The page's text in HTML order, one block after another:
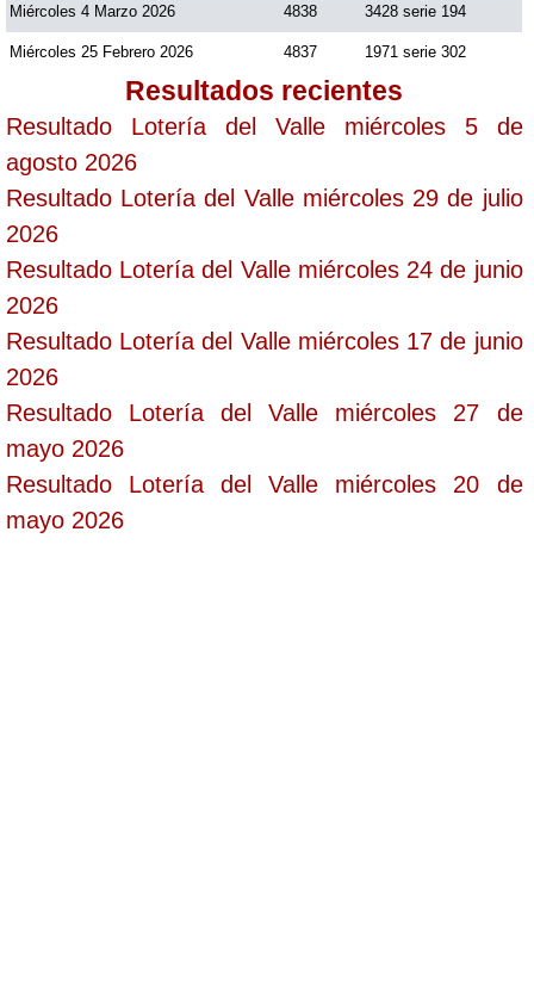
Miércoles 4 Marzo 2026 4838 3428 serie 194
Miércoles 25 Febrero 2026 4837 1971 serie 302
Resultados recientes
Resultado Lotería del Valle miércoles 5 de
agosto 2026
Resultado Lotería del Valle miércoles 29 de julio
2026
Resultado Lotería del Valle miércoles 24 de junio
2026
Resultado Lotería del Valle miércoles 17 de junio
2026
Resultado Lotería del Valle miércoles 27 de
mayo 2026
Resultado Lotería del Valle miércoles 20 de
mayo 2026